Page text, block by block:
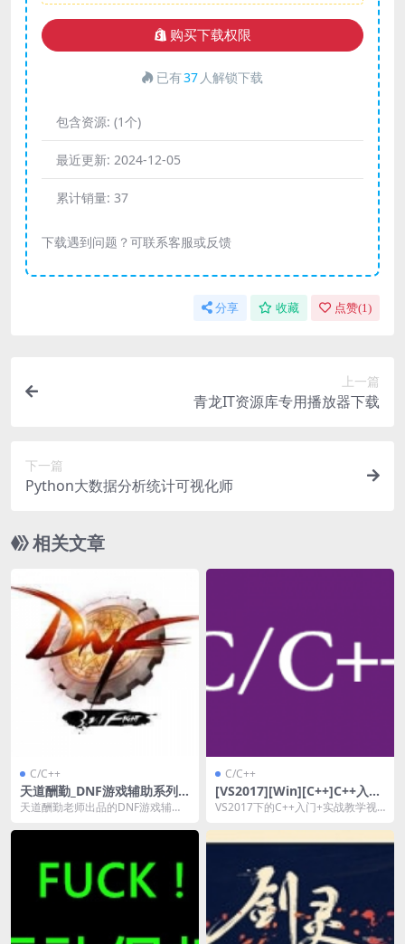
购买下载权限
已有37 人解锁下载
包含资源: (1个)
最近更新: 2024-12-05
累计销量: 37
下载遇到问题？可联系客服或反馈
分享 收藏 点赞(1 )
上一篇
青龙IT资源库专用播放器下载
下一篇
Python大数据分析统计可视化师
相关文章
C/C++
天道酬勤_DNF游戏辅助系列V
IP培训教程
天道酬勤老师出品的DNF游戏辅助
时 源码：NO...
C/C++
[VS2017][Win][C++]C++入门
+实战教学视频_7章314讲_7.3
VS2017下的C++入门+实战教学视
实战项目。 ...